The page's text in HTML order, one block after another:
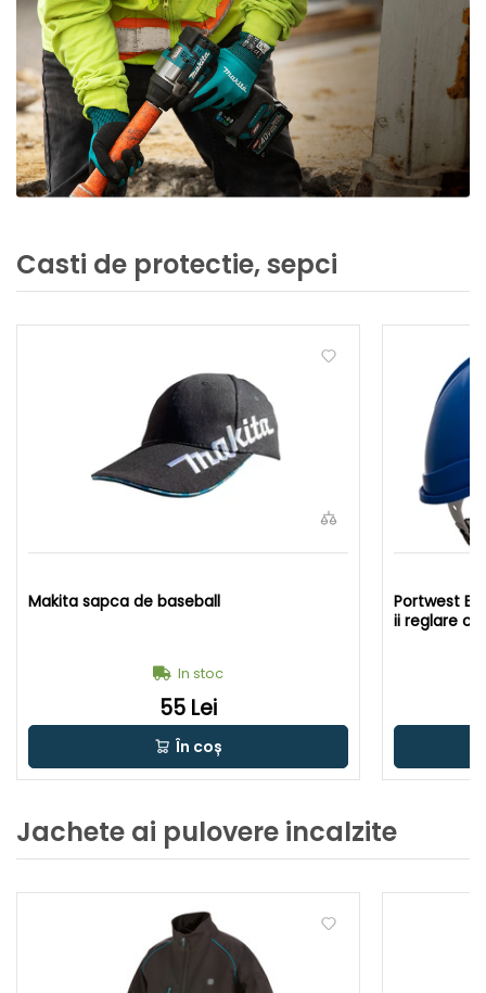
Casti de protectie, sepci
Makita sapca de baseball
In stoc
55 Lei
În coș
Portwest
ii reglare
Jachete ai pulovere incalzite